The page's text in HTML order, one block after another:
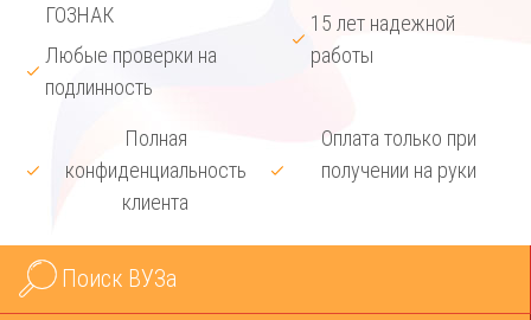
ГОЗНАК
Любые проверки на
подлинность
15 лет надежной
работы
Полная
конфиденциальность
клиента
Оплата только при
получении на руки
Поиск ВУЗа